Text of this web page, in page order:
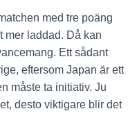
med tre poäng
mer laddad. Då kan
Ett sådant
eftersom Japan är ett
måste ta initiativ. Ju
desto viktigare blir det